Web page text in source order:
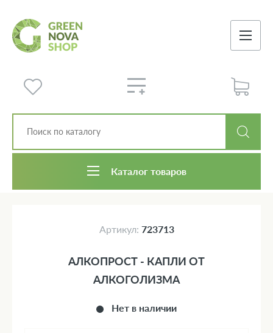
Каталог товаров
Артикул: 723713
Нет в наличии
АЛКОПРОСТ - КАПЛИ ОТ
АЛКОГОЛИЗМА